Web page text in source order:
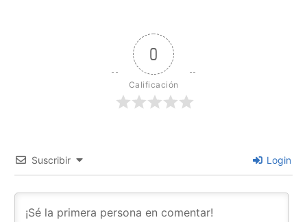
0
Calificación
Suscribir Login